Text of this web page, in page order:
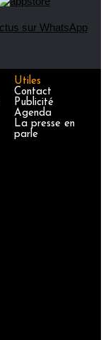
Utiles
Contact
Publicité
Agenda
La presse en
parle